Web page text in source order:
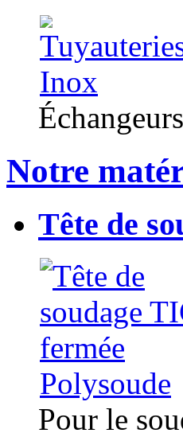
Notre
Tête de
Pour le